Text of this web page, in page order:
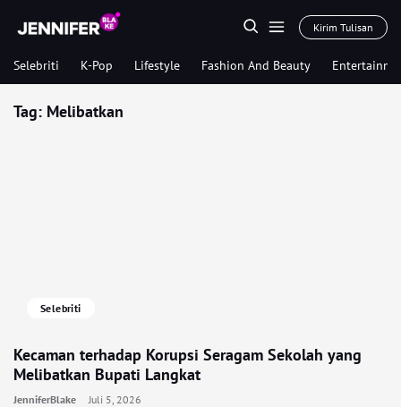
Kirim Tulisan
Selebriti K-Pop Lifestyle Fashion And Beauty
Tag: Melibatkan
Selebriti
Kecaman terhadap Korupsi Seragam Sekolah yang
Melibatkan Bupati Langkat
JenniferBlake Juli 5, 2026